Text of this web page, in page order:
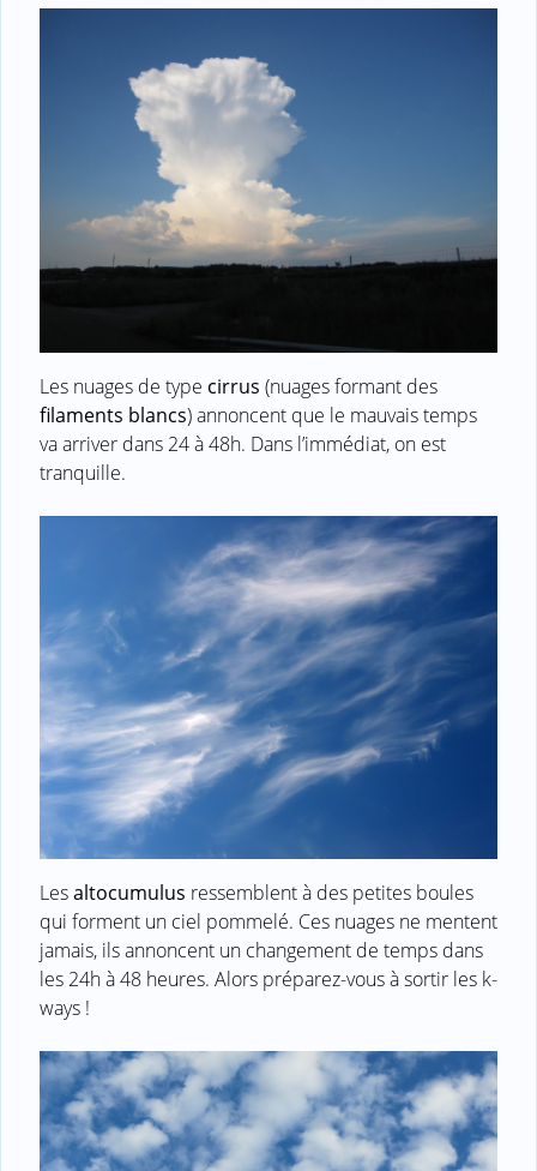
Les nuages de type cirrus (nuages formant des
filaments blancs) annoncent que le mauvais temps
va arriver dans 24 à 48h. Dans l’immédiat, on est
tranquille.
Lesaltocumulus ressemblent à des petites boules
qui forment un ciel pommelé. Ces nuages ne mentent
jamais, ils annoncent un changement de temps dans
les 24h à 48 heures. Alors préparez-vous à sortir les k-
ways !